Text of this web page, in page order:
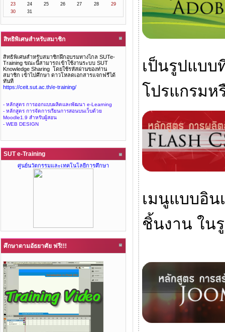
23
24 25 26 27 28
29
30
31
สิทธิพิเศษสำหรับสมาชิก
สิทธิพิเศษสำหรับสมาชิกฝึกอบรมทางไกล SUTe-
Training ขณะนี้สามารถเข้าใช้งานระบบ SUT
Knowledge Sharing โดยใช้รหัสผ่านของท่าน
สมาชิก เข้าไปศึกษา ดาวโหลดเอกสารแจกฟรีได้
ทันที
https://ceit.sut.ac.th/e-training/
- หลักสูตร การออกแบบผลิตและพัฒนา e-Learning
- หลักสูตร การจัดการเรียนการสอนบนเว็บด้วย
Moodle1.9 สำหรับผู้สอน
- WEB DESIGN
SUT e-Training
ศูนย์นวัตกรรมและเทคโนโลยีการศึกษา
ศึกษาตามอัธยาศัย ฟรี!!!
เป็นรูปแบบ
โปรแกรมห
เมนูแบบอิน
ชิ้นงาน ใน